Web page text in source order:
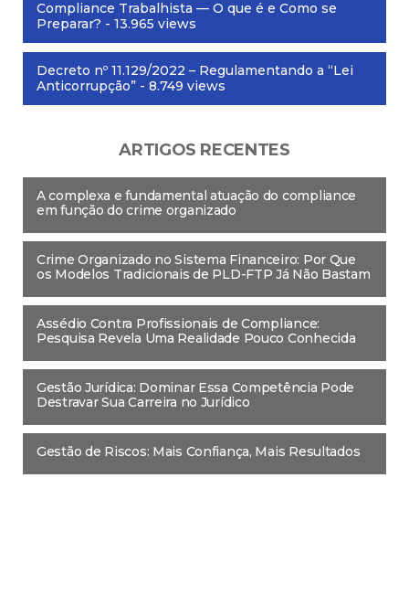
Compliance Trabalhista — O que é e Como se
Preparar? - 13.965 views
Decreto nº 11.129/2022 – Regulamentando a “Lei
Anticorrupção” - 8.749 views
ARTIGOS RECENTES
A complexa e fundamental atuação do compliance
em função do crime organizado
Crime Organizado no Sistema Financeiro: Por Que
os Modelos Tradicionais de PLD-FTP Já Não Bastam
Assédio Contra Profissionais de Compliance:
Pesquisa Revela Uma Realidade Pouco Conhecida
Gestão Jurídica: Dominar Essa Competência Pode
Destravar Sua Carreira no Jurídico
Gestão de Riscos: Mais Confiança, Mais Resultados